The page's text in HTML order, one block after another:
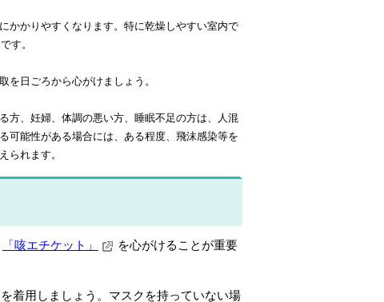
かかりやすくなります。特に乾燥しやすい室内で
す。
日ごろから心がけましょう。
方、妊婦、体調の悪い方、睡眠不足の方は、人混
可能性がある場合には、ある程度、飛沫感染等を
られます。
「咳エチケット」
を心がけることが重要
着用しましょう。マスクを持っていない場